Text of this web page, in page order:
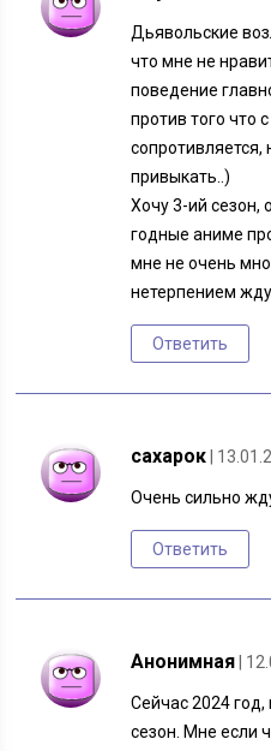
Дьявольские
что мне не
поведение
против того что
привыкать..)
Хочу 3-ий сезон,
годные аниме
мне не очень
нетерпением
Ответить
сахарок |
Очень сильно
Ответить
Анонимная |
Сейчас 2024
сезон. Мне если